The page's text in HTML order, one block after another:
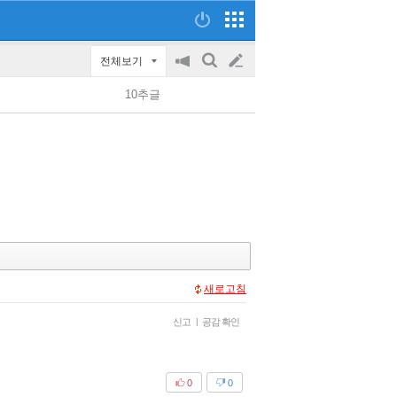
전체보기
공
on/off
검
글
쓰
10추글
새로고침
신고 | 공감 확인
0
0